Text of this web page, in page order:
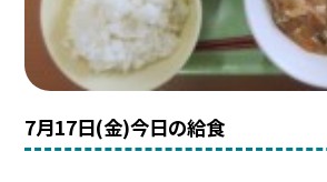
7月17日(金)今日の給食